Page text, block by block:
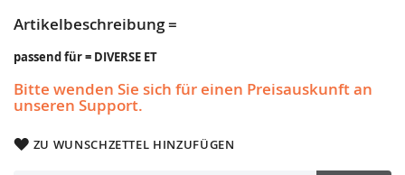
Artikelbeschreibung =
passend für = DIVERSE ET
Bitte wenden Sie sich für einen Preisauskunft an
unseren Support.
ZU WUNSCHZETTEL HINZUFÜGEN
Bildergalerie